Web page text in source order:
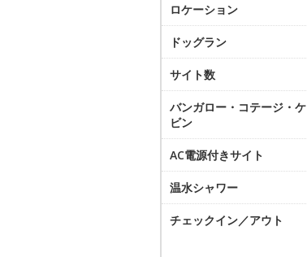
ロケーション
ドッグラン
サイト数
バンガロー・コテージ・ケ
ビン
AC電源付きサイト
温水シャワー
チェックイン／アウト